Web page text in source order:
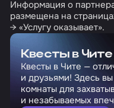
Информация о
размещена на
→ «Услугу оказывает».
Квесты в
Квесты в Чите —
и друзьями! Здесь
комнаты для
и незабываемых